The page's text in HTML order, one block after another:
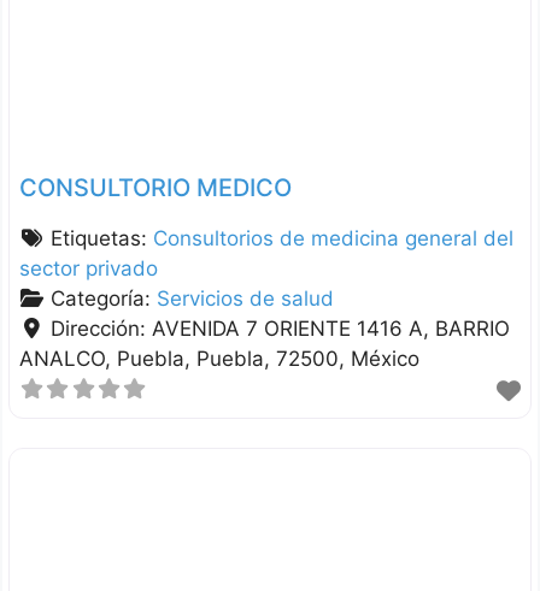
CONSULTORIO MEDICO
Etiquetas: Consultorios de medicina general del
sector privado
Categoría: Servicios de salud
Dirección: AVENIDA 7 ORIENTE 1416 A, BARRIO
ANALCO Puebla Puebla 72500 México